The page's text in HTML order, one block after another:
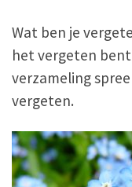
Wat ben je
het vergeten
verzameling
vergeten.